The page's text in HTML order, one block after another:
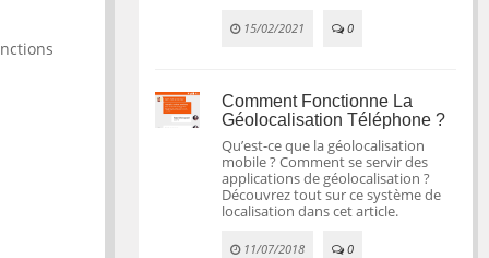
15/02/2021 0
Comment Fonctionne La
Géolocalisation Téléphone ?
Qu’est-ce que la géolocalisation
mobile ? Comment se servir des
applications de géolocalisation ?
Découvrez tout sur ce système de
localisation dans cet article.
11/07/2018 0